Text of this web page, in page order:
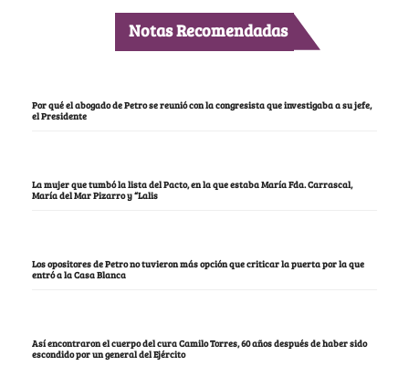
Notas Recomendadas
Por qué el abogado de Petro se reunió con la congresista que investigaba a su jefe,
el Presidente
La mujer que tumbó la lista del Pacto, en la que estaba María Fda. Carrascal,
María del Mar Pizarro y “Lalis
Los opositores de Petro no tuvieron más opción que criticar la puerta por la que
entró a la Casa Blanca
Así encontraron el cuerpo del cura Camilo Torres, 60 años después de haber sido
escondido por un general del Ejército